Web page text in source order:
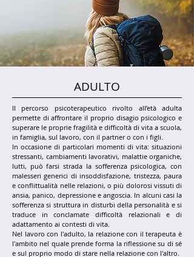
ADULTO
II percorso psicoterapeutico rivolto all’età adulta
permette di affrontare il proprio disagio psicologico e
superare le proprie fragilità e difficoltà di vita a scuola,
in famiglia, sul lavoro, con il partner o con i figli.
In occasione di particolari momenti di vita: situazioni
stressanti, cambiamenti lavorativi, malattie organiche,
lutti, può farsi strada la sofferenza psicologica, con
malesseri generici di insoddisfazione, tristezza, paura
e conflittualità nelle relazioni, o più dolorosi vissuti di
ansia, panico, depressione e angoscia. In alcuni casi la
sofferenza si struttura in disturbi della personalità e si
traduce in conclamate difficoltà relazionali e di
adattamento ai contesti di vita.
Nel lavoro con l'adulto, la relazione con il terapeuta è
l'ambito nel quale prende forma la riflessione su di sé
e sul proprio modo di stare nella relazione con l'altro.